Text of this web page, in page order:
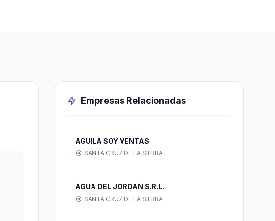
Empresas Relacionadas
AGUILA SOY VENTAS
SANTA CRUZ DE LA SIERRA
AGUA DEL JORDAN S.R.L.
SANTA CRUZ DE LA SIERRA